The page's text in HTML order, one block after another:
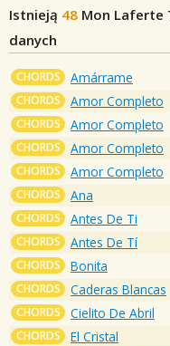
Istnieją 48 Mon Laferte
danych
CHORDS Amárrame
CHORDS Amor Completo
CHORDS Amor Completo
CHORDS Amor Completo
CHORDS Amor Completo
CHORDS Ana
CHORDS Antes De Ti
CHORDS Antes De Tí
CHORDS Bonita
CHORDS Caderas Blancas
CHORDS Cielito De Abril
CHORDS El Cristal